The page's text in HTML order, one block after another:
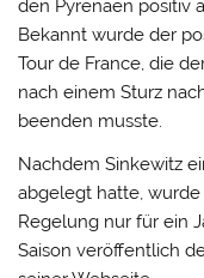
den Pyrenäen positiv
Bekannt wurde der
Tour de France, die
nach einem Sturz
beenden musste.
Nachdem Sinkewitz
abgelegt hatte,
Regelung nur für ein
Saison veröffentlich